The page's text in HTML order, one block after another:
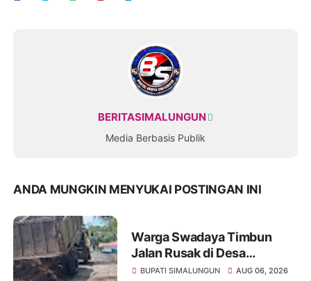
BERITASIMALUNGUN
Media Berbasis Publik
ANDA MUNGKIN MENYUKAI POSTINGAN INI
Warga Swadaya Timbun
Jalan Rusak di Desa
Sibangun Mariah, Harapkan
BUPATI SIMALUNGUN AUG 06, 2026